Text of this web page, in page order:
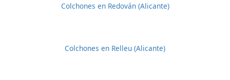
Colchones en Redován (Alicante)
Colchones en Relleu (Alicante)